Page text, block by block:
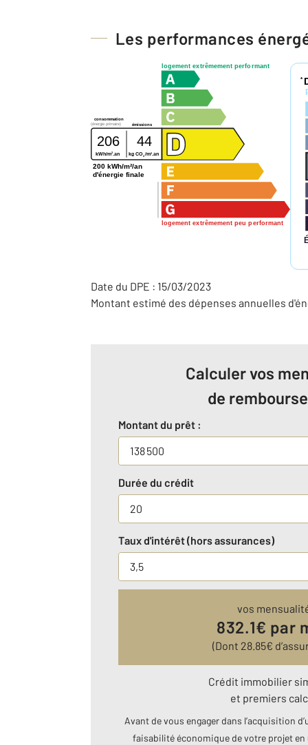
Les performances
logement extrêmement performant
logement extrêmement peu performant
consommation
émissions
(énergie primaire)
206 44
kWh/m2 .an kg CO2 /m2 .an
200 kWh/m²/an
d'énergie finale
*
Date du DPE : 15/03/2023
Montant estimé des dépenses annuelles
Calculer vos
de
Montant du prêt :
Durée du crédit
Taux d'intérêt (hors assurances)
vos
832.1€ par
(Dont 28.85€
Crédit immobilier
et premiers
Avant de vous engager dans l’acquisition
faisabilité économique de votre projet